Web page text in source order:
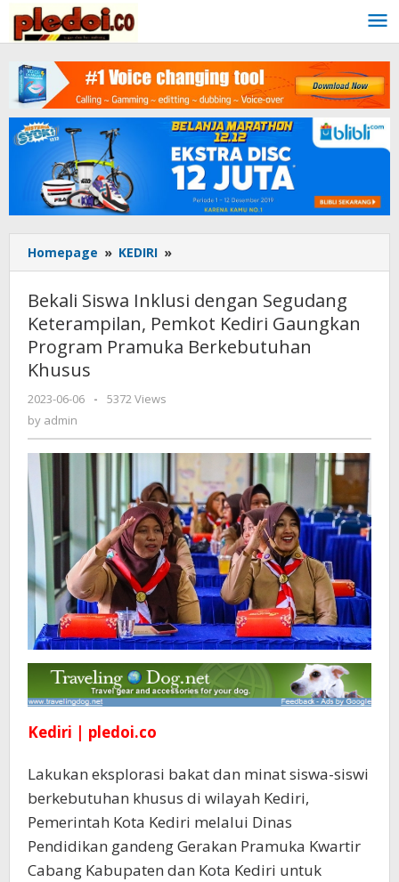
content
Homepage » KEDIRI »
Siswa
Inklusi
dengan
Segudang
Keterampilan,
Pramuka
Berkebutuhan
Khusus
Bekali Siswa Inklusi dengan Segudang
Keterampilan, Pemkot Kediri Gaungkan
Program Pramuka Berkebutuhan
Khusus
2023-06-06
by
-
5372 Views
by admin
Kediri | pledoi.co
Lakukan eksplorasi bakat dan minat siswa-siswi
berkebutuhan khusus di wilayah Kediri,
Pemerintah Kota Kediri melalui Dinas
Pendidikan gandeng Gerakan Pramuka Kwartir
Cabang Kabupaten dan Kota Kediri untuk